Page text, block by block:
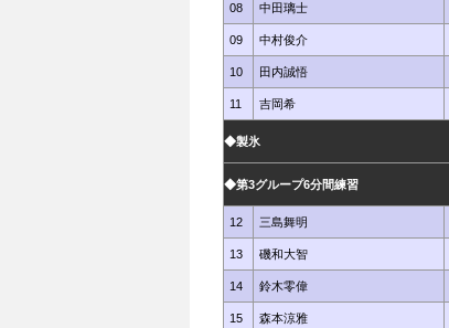
08 中田璃士
09 中村俊介
10 田内誠悟
11 吉岡希
◆製氷
◆第3グループ6分間練習
12 三島舞明
13 磯和大智
14 鈴木零偉
15 森本涼雅